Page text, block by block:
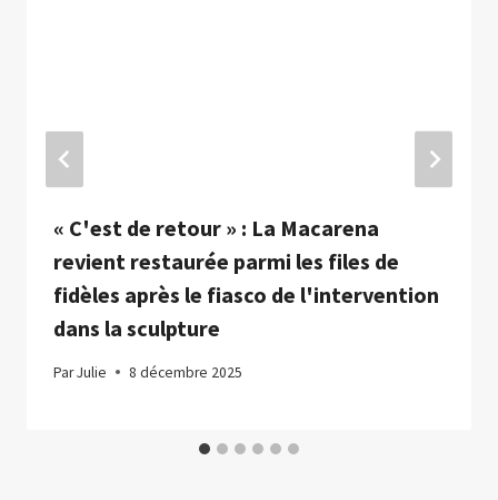
« C'est de retour » : La Macarena
revient restaurée parmi les files de
fidèles après le fiasco de l'intervention
dans la sculpture
ParJulie 8 décembre 2025